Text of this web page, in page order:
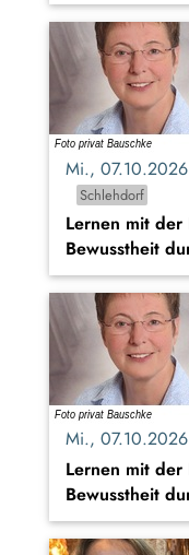
Mi.,
Schlehdorf
Lernen mit
Bewusstheit
Mi.,
Lernen mit
Bewusstheit